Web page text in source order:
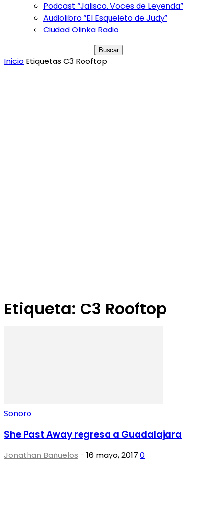
Podcast “Jalisco. Voces de Leyenda”
Audiolibro “El Esqueleto de Judy”
Ciudad Olinka Radio
Inicio EtiquetasC3 Rooftop
Etiqueta: C3 Rooftop
Sonoro
She Past Away regresa a Guadalajara
Jonathan Bañuelos - 16 mayo, 2017 0